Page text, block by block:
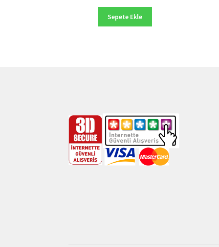
150,00₺.
108,00₺.
Sepete Ekle